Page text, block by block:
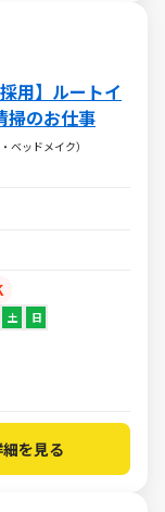
用】ルートイ
掃のお仕事
ベッドメイク）
土 日
を見る